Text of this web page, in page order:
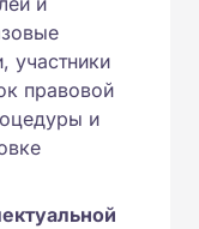
участники
правовой
и